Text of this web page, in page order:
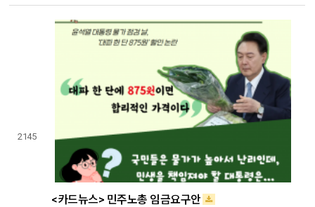
2145
<카드뉴스> 민주노총 임금요구안